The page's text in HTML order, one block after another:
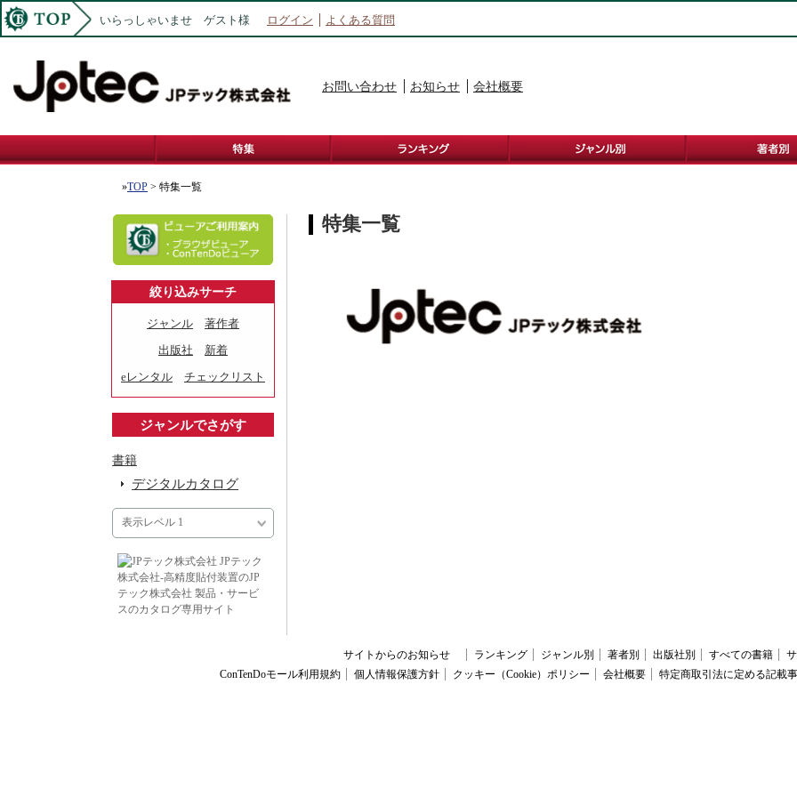
いらっしゃいませ ゲスト様 ログイン よくある質問
お問い合わせ お知らせ 会社概要
»TOP > 特集一覧
特集一覧
絞り込みサーチ
ジャンル
著作者
出版社
新着
eレンタル
チェックリスト
ジャンルでさがす
書籍
デジタルカタログ
表示レベル 1
JPテック
株式会社‐高精度貼付装置のJP
テック株式会社 製品・サービ
スのカタログ専用サイト
サイトからのお知らせ ランキング ジャンル別 著者別 出版社別 すべての書籍
ConTenDoモール利用規約
個人情報保護方針 クッキー（Cookie）ポリシー 会社概要 特定商取引法に定める記載